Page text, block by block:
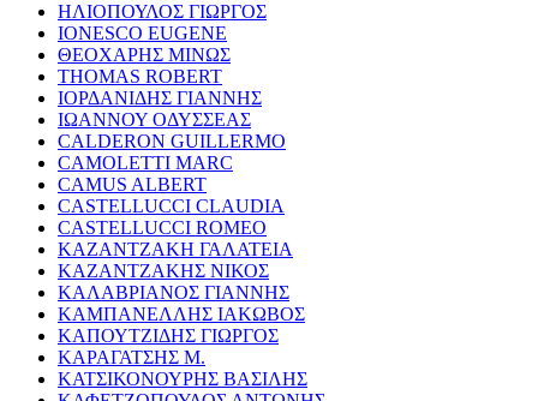
ΗΛΙΟΠΟΥΛΟΣ ΓΙΩΡΓΟΣ
IONESCO EUGENE
ΘΕΟΧΑΡΗΣ ΜΙΝΩΣ
THOMAS ROBERT
ΙΟΡΔΑΝΙΔΗΣ ΓΙΑΝΝΗΣ
ΙΩΑΝΝΟΥ ΟΔΥΣΣΕΑΣ
CALDERON GUILLERMO
CAMOLETTI MARC
CAMUS ALBERT
CASTELLUCCI CLAUDIA
CASTELLUCCI ROMEO
ΚΑΖΑΝΤΖΑΚΗ ΓΑΛΑΤΕΙΑ
ΚΑΖΑΝΤΖΑΚΗΣ ΝΙΚΟΣ
ΚΑΛΑΒΡΙΑΝΟΣ ΓΙΑΝΝΗΣ
ΚΑΜΠΑΝΕΛΛΗΣ ΙΑΚΩΒΟΣ
ΚΑΠΟΥΤΖΙΔΗΣ ΓΙΩΡΓΟΣ
ΚΑΡΑΓΑΤΣΗΣ Μ.
ΚΑΤΣΙΚΟΝΟΥΡΗΣ ΒΑΣΙΛΗΣ